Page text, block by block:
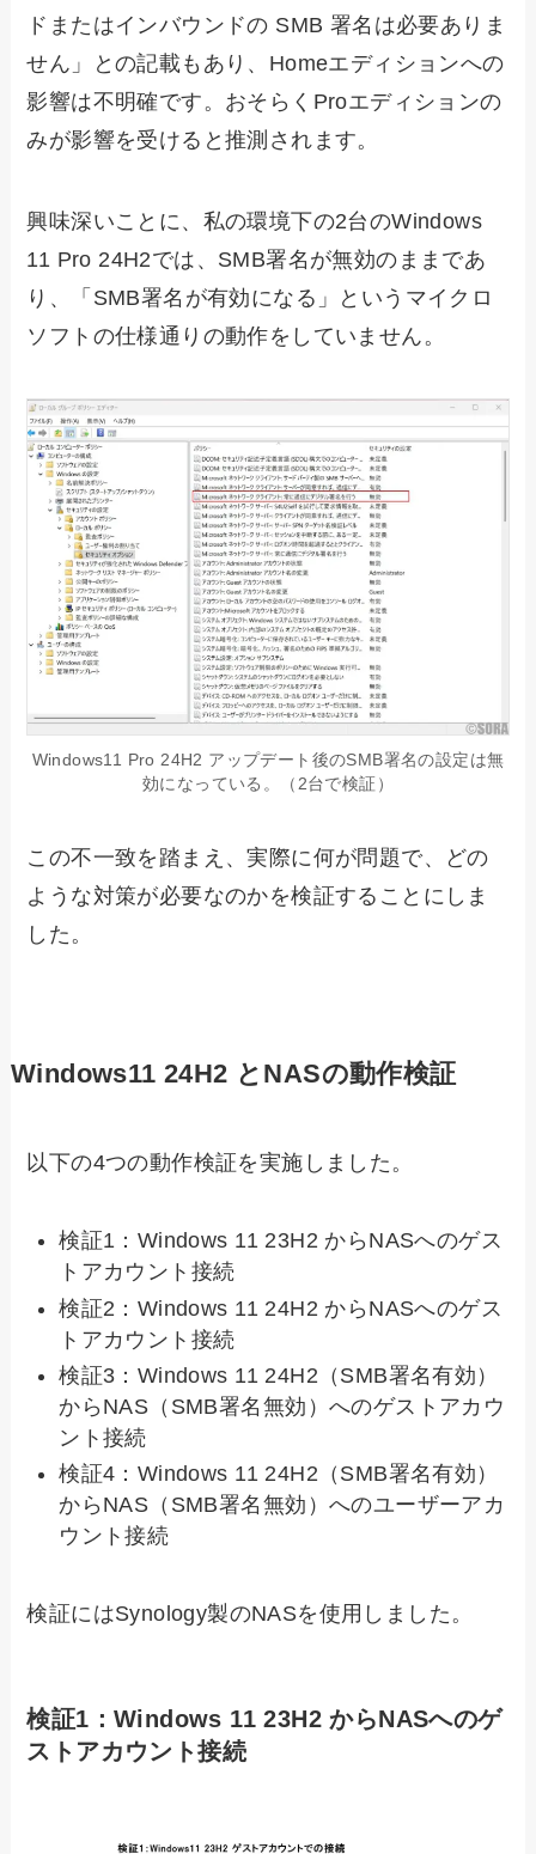
ドまたはインバウンドの SMB 署名は必要ありま
せん」との記載もあり、Homeエディションへの
影響は不明確です。おそらくProエディションの
みが影響を受けると推測されます。
興味深いことに、私の環境下の2台のWindows
11 Pro 24H2では、SMB署名が無効のままであ
り、「SMB署名が有効になる」というマイクロ
ソフトの仕様通りの動作をしていません。
Windows11 Pro 24H2 アップデート後のSMB署名の設定は無
効になっている。（2台で検証）
この不一致を踏まえ、実際に何が問題で、どの
ような対策が必要なのかを検証することにしま
した。
Windows11 24H2 とNASの動作検証
以下の4つの動作検証を実施しました。
検証1：Windows 11 23H2 からNASへのゲス
トアカウント接続
検証2：Windows 11 24H2 からNASへのゲス
トアカウント接続
検証3：Windows 11 24H2（SMB署名有効）
からNAS（SMB署名無効）へのゲストアカウ
ント接続
検証4：Windows 11 24H2（SMB署名有効）
からNAS（SMB署名無効）へのユーザーアカ
ウント接続
検証にはSynology製のNASを使用しました。
検証1：Windows 11 23H2 からNASへのゲ
ストアカウント接続